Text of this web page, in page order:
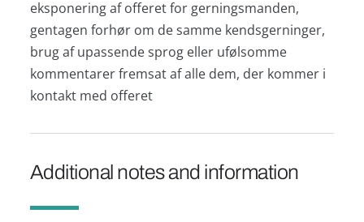
eksponering af offeret for gerningsmanden,
gentagen forhør om de samme kendsgerninger,
brug af upassende sprog eller ufølsomme
kommentarer fremsat af alle dem, der kommer i
kontakt med offeret
Additional notes and information